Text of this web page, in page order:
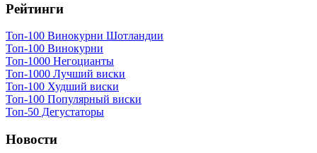
Рейтинги
Топ-100 Винокурни Шотландии
Топ-100 Винокурни
Топ-1000 Негоцианты
Топ-1000 Лучший виски
Топ-100 Худший виски
Топ-100 Популярный виски
Топ-50 Дегустаторы
Новости